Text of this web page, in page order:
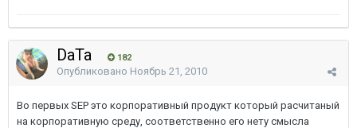
DaTa 182
Опубликовано Ноябрь 21, 2010
Во первых SEP это корпоративный продукт который расчитаный
на корпоративную среду, соответственно его нету смысла